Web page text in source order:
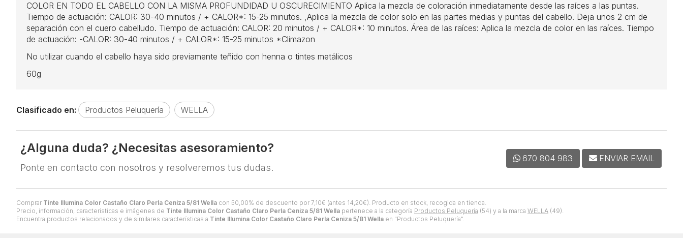
Comprar Tinte Illumina Color Castaño Claro Perla Ceniza 5/81 Wella con 50,00% de descuento por 7,10€ (antes 14,20€). Producto en stock, recogida en tienda.
Precio, información, características e imágenes de Tinte Illumina Color Castaño Claro Perla Ceniza 5/81 Wella pertenece a la categoría Productos Peluquería (54) y a la marca WELLA (49).
Encuentra productos relacionados y de similares características a Tinte Illumina Color Castaño Claro Perla Ceniza 5/81 Wella en "Productos Peluquería".
COLOR EN TODO EL CABELLO CON LA MISMA PROFUNDIDAD U OSCURECIMIENTO Aplica la mezcla de coloración inmediatamente desde las raíces a las puntas.
Tiempo de actuación: CALOR: 30-40 minutos / + CALOR*: 15-25 minutos. ,Aplica la mezcla de color solo en las partes medias y puntas del cabello. Deja unos 2 cm de
separación con el cuero cabelludo. Tiempo de actuación: CALOR: 20 minutos / + CALOR*: 10 minutos. Área de las raíces: Aplica la mezcla de color en las raíces. Tiempo
de actuación: -CALOR: 30-40 minutos / + CALOR*: 15-25 minutos *Climazon
No utilizar cuando el cabello haya sido previamente teñido con henna o tintes metálicos
60g
Clasificado en: Productos Peluquería WELLA
¿Alguna duda? ¿Necesitas asesoramiento?
Ponte en contacto con nosotros y resolveremos tus dudas.
670 804 983 ENVIAR EMAIL